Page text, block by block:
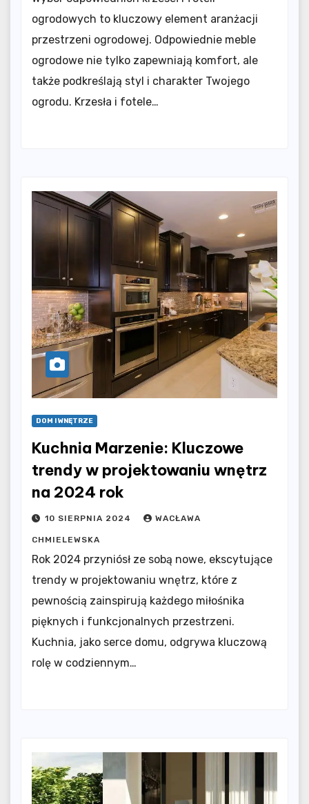
ogrodowych to kluczowy element aranżacji
przestrzeni ogrodowej. Odpowiednie meble
ogrodowe nie tylko zapewniają komfort, ale
także podkreślają styl i charakter Twojego
ogrodu. Krzesła i fotele…
DOM I WNĘTRZE
Kuchnia Marzenie: Kluczowe
trendy w projektowaniu wnętrz
na 2024 rok
10 SIERPNIA 2024 WACŁAWA
CHMIELEWSKA
Rok 2024 przyniósł ze sobą nowe, ekscytujące
trendy w projektowaniu wnętrz, które z
pewnością zainspirują każdego miłośnika
pięknych i funkcjonalnych przestrzeni.
Kuchnia, jako serce domu, odgrywa kluczową
rolę w codziennym…